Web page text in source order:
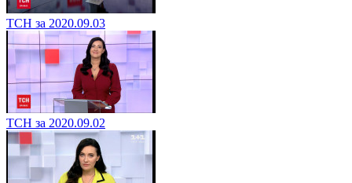
ТСН за 2020.09.03
ТСН за 2020.09.02